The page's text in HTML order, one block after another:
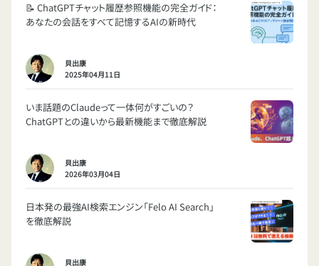
📝 ChatGPTチャット履歴参照機能の完全ガイド：
あなたの会話をすべて記憶するAIの新時代
貝出康
2025年04月11日
いま話題のClaudeって一体何がすごいの？
ChatGPTとの違いから最新機能まで徹底解説
貝出康
2026年03月04日
日本発の最強AI検索エンジン「Felo AI Search」
を徹底解説
貝出康